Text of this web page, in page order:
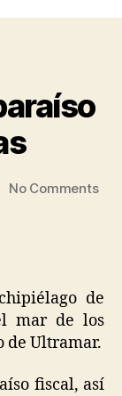
No Commentson
de
mar de los
de Ultramar.
fiscal, así